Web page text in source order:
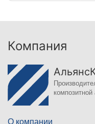
Компания
О компании